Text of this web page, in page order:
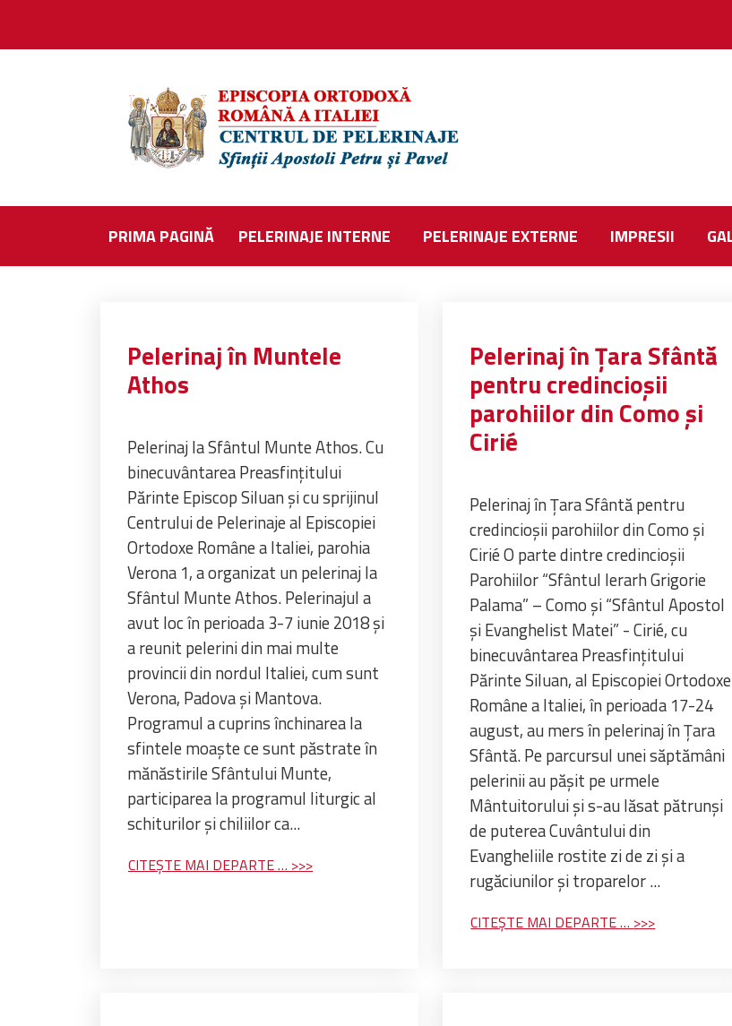
PRIMA PAGINĂ PELERINAJE INTERNE PELERINAJE EXTERNE IMPRESII
Pelerinaj în Muntele
Athos
Pelerinaj la Sfântul Munte Athos. Cu
binecuvântarea Preasfințitului
Părinte Episcop Siluan și cu sprijinul
Centrului de Pelerinaje al Episcopiei
Ortodoxe Române a Italiei, parohia
Verona 1, a organizat un pelerinaj la
Sfântul Munte Athos. Pelerinajul a
avut loc în perioada 3-7 iunie 2018 și
a reunit pelerini din mai multe
provincii din nordul Italiei, cum sunt
Verona, Padova și Mantova.
Programul a cuprins închinarea la
sfintele moaște ce sunt păstrate în
mănăstirile Sfântului Munte,
participarea la programul liturgic al
schiturilor și chiliilor ca...
CITEȘTE MAI DEPARTE …
Pelerinaj în Țara Sfântă
pentru credincioșii
parohiilor din Como și
Cirié
Pelerinaj în Țara Sfântă pentru
credincioșii parohiilor din Como și
Cirié O parte dintre credincioșii
Parohiilor “Sfântul Ierarh Grigorie
Palama” – Como și “Sfântul Apostol
și Evanghelist Matei” - Cirié, cu
binecuvântarea Preasfințitului
Părinte Siluan, al Episcopiei Ortodoxe
Române a Italiei, în perioada 17-24
august, au mers în pelerinaj în Țara
Sfântă. Pe parcursul unei săptămâni
pelerinii au pășit pe urmele
Mântuitorului și s-au lăsat pătrunși
de puterea Cuvântului din
Evangheliile rostite zi de zi și a
rugăciunilor și troparelor ...
CITEȘTE MAI DEPARTE …